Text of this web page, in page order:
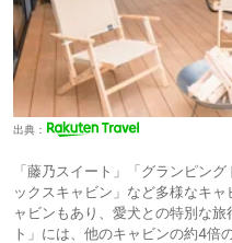
出典：
「藤乃スイート」「グランピン
ックスキャビン」など多様なキ
ャビンもあり、愛犬との特別な
ト」には、他のキャビンの約4倍